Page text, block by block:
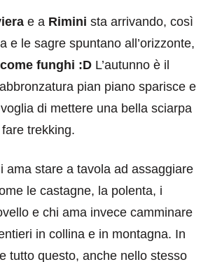
e a Rimini sta arrivando, così
e le sagre spuntano all’orizzonte,
come funghi :D L’autunno è il
pian piano sparisce e
di mettere una bella sciarpa
trekking.
ama stare a tavola ad assaggiare
le castagne, la polenta, i
e chi ama invece camminare
in collina e in montagna. In
tutto questo, anche nello stesso